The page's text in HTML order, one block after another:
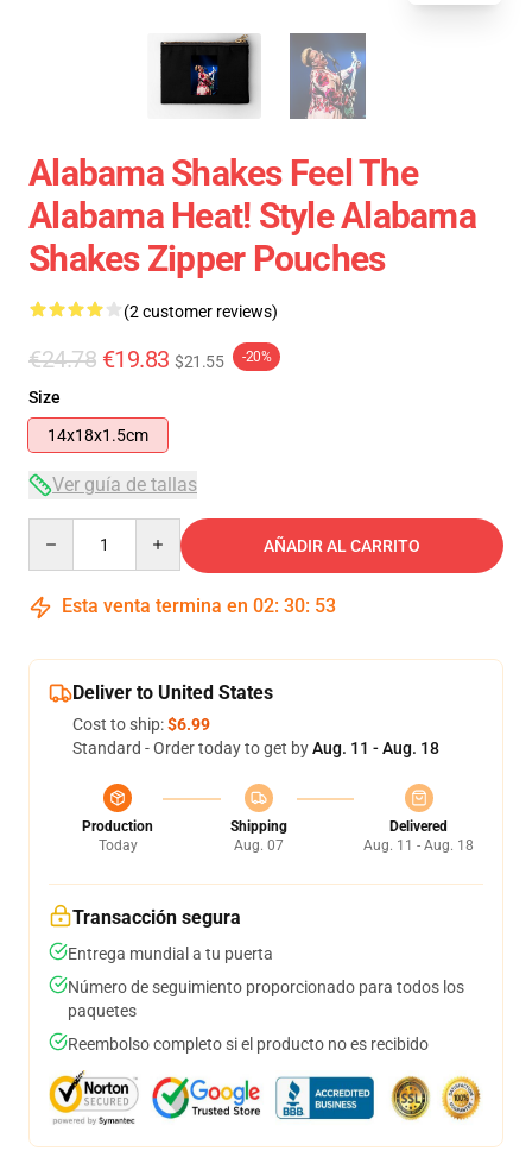
Alabama Shakes Feel The
Alabama Heat! Style Alabama
Shakes Zipper Pouches
(2 customer reviews)
€24.78 €19.83 $21.55 -20%
Size
14x18x1.5cm
Ver guía de tallas
AÑADIR AL CARRITO
Esta venta termina en 02: 30: 53
Deliver to United States
Cost to ship:$6.99
Standard - Order today to get byAug. 11 - Aug. 18
Production
Today
Shipping
Aug. 07
Delivered
Aug. 11 - Aug. 18
Transacción segura
Entrega mundial a tu puerta
Número de seguimiento proporcionado para todos los
paquetes
Reembolso completo si el producto no es recibido